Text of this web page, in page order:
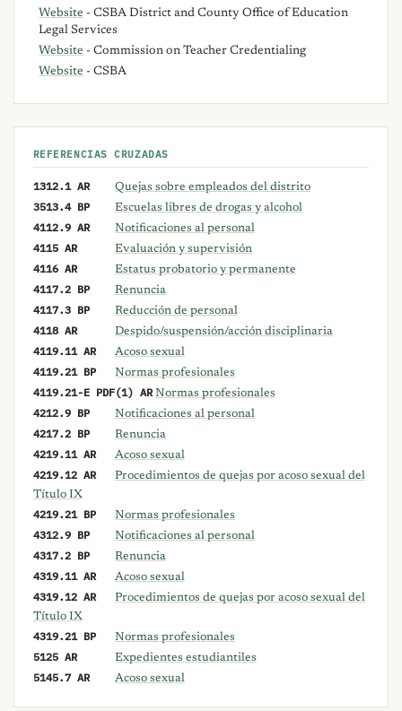
Website - CSBA District and County Office of Education
Legal Services
Website - Commission on Teacher Credentialing
Website - CSBA
REFERENCIAS CRUZADAS
1312.1 AR Quejas sobre empleados del distrito
3513.4 BP Escuelas libres de drogas y alcohol
4112.9 AR Notificaciones al personal
4115 AR Evaluación y supervisión
4116 AR Estatus probatorio y permanente
4117.2 BP Renuncia
4117.3 BP Reducción de personal
4118 AR Despido/suspensión/acción disciplinaria
4119.11 AR Acoso sexual
4119.21 BP Normas profesionales
4119.21-E PDF(1) AR Normas profesionales
4212.9 BP Notificaciones al personal
4217.2 BP Renuncia
4219.11 AR Acoso sexual
4219.12 AR
Procedimientos de quejas por acoso sexual del
Título IX
4219.21 BP Normas profesionales
4312.9 BP Notificaciones al personal
4317.2 BP Renuncia
4319.11 AR Acoso sexual
4319.12 AR
Procedimientos de quejas por acoso sexual del
Título IX
4319.21 BP Normas profesionales
5125 AR Expedientes estudiantiles
5145.7 AR Acoso sexual